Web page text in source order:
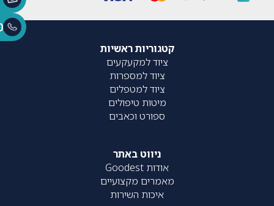
קטגוריות ראשיות
ציוד למקעקעים
ציוד למספרות
ציוד למטפלים
מיטות טיפולים
ספורט וכאבים
ניווט באתר
אודות Goodest
מאמרים מקצועיים
איכות השירות